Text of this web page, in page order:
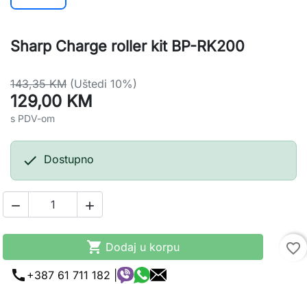
Sharp Charge roller kit BP-RK200
143,35 KM (Uštedi 10%)
129,00 KM
s PDV-om
 Dostupno
 
 Dodaj u korpu
favorite_border
call +387 61 711 182 |